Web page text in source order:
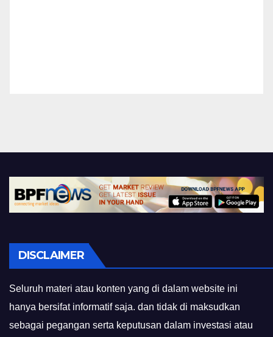
DISCLAIMER
Seluruh materi atau konten yang di dalam website ini
hanya bersifat informatif saja. dan tidak di maksudkan
sebagai pegangan serta keputusan dalam investasi atau